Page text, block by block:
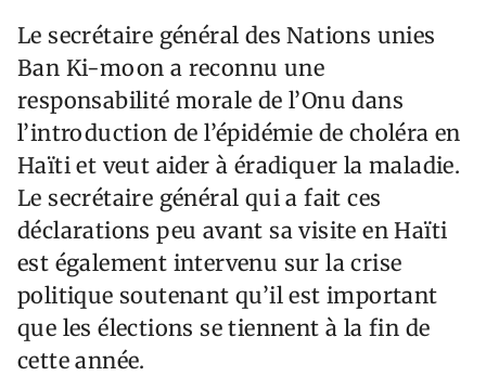
Le secrétaire général des Nations unies
Ban Ki-moon a reconnu une
responsabilité morale de l’Onu dans
l’introduction de l’épidémie de choléra en
Haïti et veut aider à éradiquer la maladie.
Le secrétaire général qui a fait ces
déclarations peu avant sa visite en Haïti
est également intervenu sur la crise
politique soutenant qu’il est important
que les élections se tiennent à la fin de
cette année.